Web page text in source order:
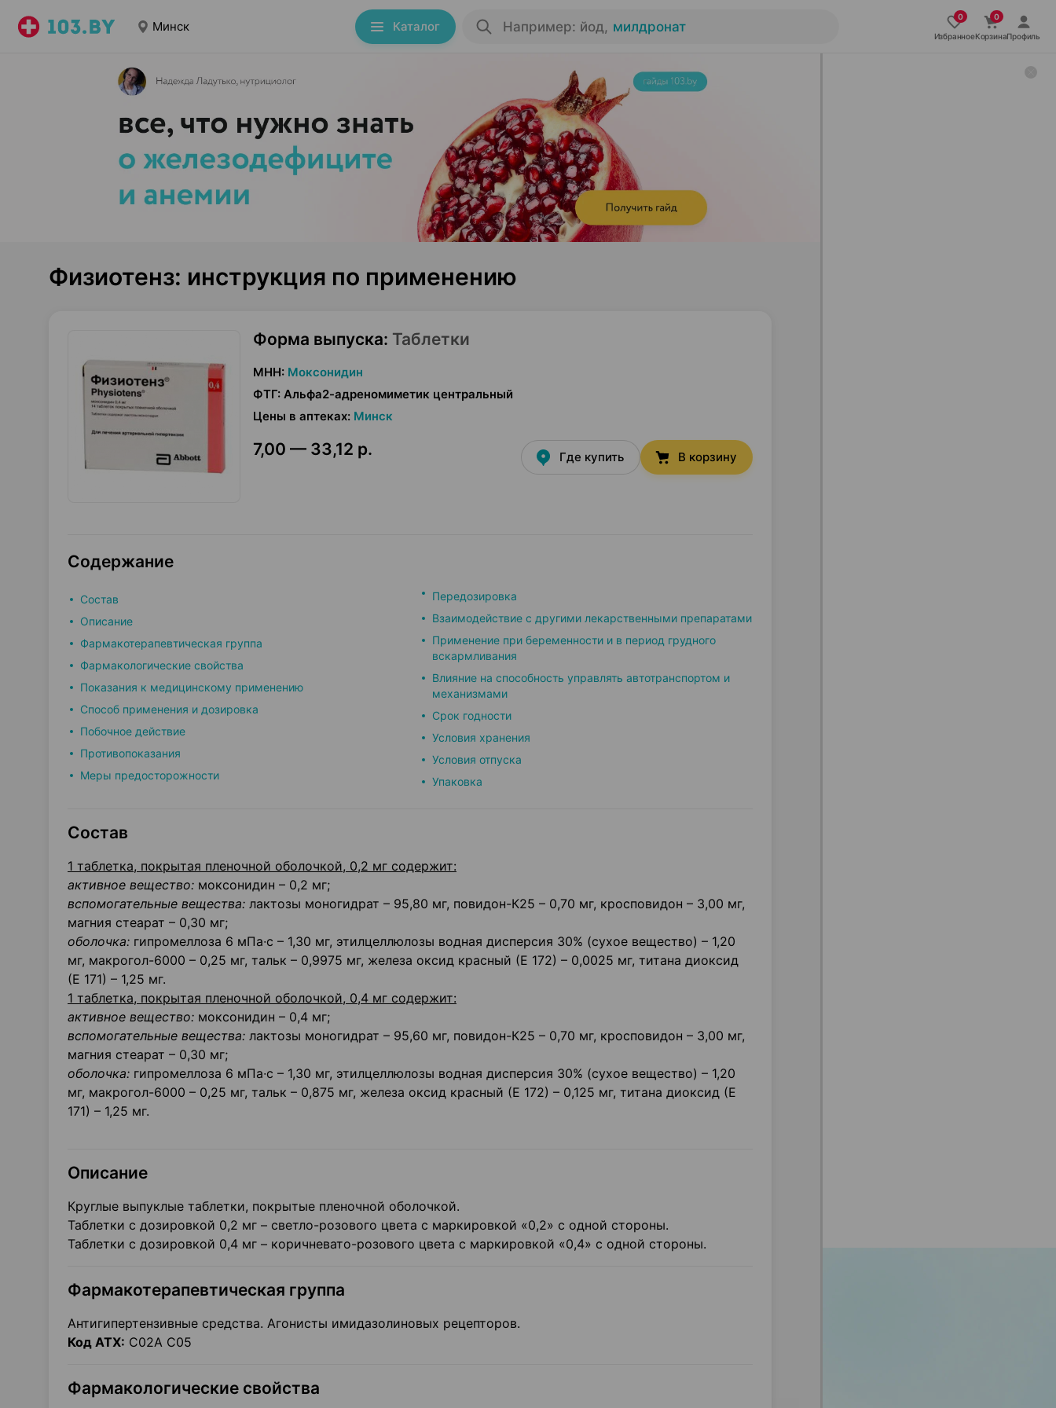
Минск Каталог Например: йод, милдронат
ИзбранноеКорзинаПрофиль
Физиотенз: инструкция по применению
Форма выпуска: Таблетки
МНН: Моксонидин
ФТГ: Альфа2-адреномиметик центральный
Цены в аптеках: Минск
7,00 — 33,12 р. Где купить В корзину
Содержание
Состав
Описание
Фармакотерапевтическая группа
Фармакологические свойства
Показания к медицинскому применению
Способ применения и дозировка
Побочное действие
Противопоказания
Меры предосторожности
Передозировка
Взаимодействие с другими лекарственными препаратами
Применение при беременности и в период грудного
вскармливания
Влияние на способность управлять автотранспортом и
механизмами
Срок годности
Условия хранения
Условия отпуска
Упаковка
Состав
1 таблетка, покрытая пленочной оболочкой, 0,2 мг содержит:
активное вещество: моксонидин – 0,2 мг;
вспомогательные вещества: лактозы моногидрат – 95,80 мг, повидон-К25 – 0,70 мг, кросповидон – 3,00 мг,
магния стеарат – 0,30 мг;
оболочка: гипромеллоза 6 мПа∙с – 1,30 мг, этилцеллюлозы водная дисперсия 30% (сухое вещество) – 1,20
мг, макрогол-6000 – 0,25 мг, тальк – 0,9975 мг, железа оксид красный (Е 172) – 0,0025 мг, титана диоксид
(Е 171) – 1,25 мг.
1 таблетка, покрытая пленочной оболочкой, 0,4 мг содержит:
активное вещество: моксонидин – 0,4 мг;
вспомогательные вещества: лактозы моногидрат – 95,60 мг, повидон-К25 – 0,70 мг, кросповидон – 3,00 мг,
магния стеарат – 0,30 мг;
оболочка: гипромеллоза 6 мПа∙с – 1,30 мг, этилцеллюлозы водная дисперсия 30% (сухое вещество) – 1,20
мг, макрогол-6000 – 0,25 мг, тальк – 0,875 мг, железа оксид красный (Е 172) – 0,125 мг, титана диоксид (Е
171) – 1,25 мг.
Описание
Круглые выпуклые таблетки, покрытые пленочной оболочкой.
Таблетки с дозировкой 0,2 мг – светло-розового цвета с маркировкой «0,2» с одной стороны.
Таблетки с дозировкой 0,4 мг – коричневато-розового цвета с маркировкой «0,4» с одной стороны.
Фармакотерапевтическая группа
Антигипертензивные средства. Агонисты имидазолиновых рецепторов.
Код АТХ: С02А С05
Фармакологические свойства